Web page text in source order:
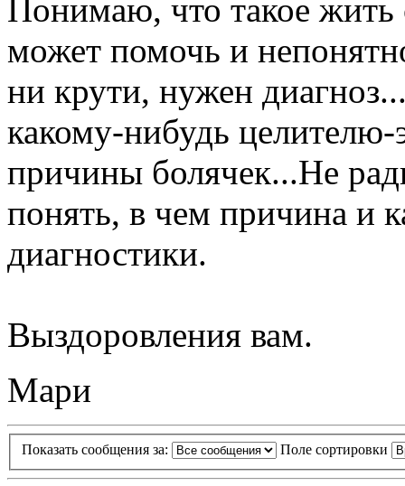
Понимаю, что такое жить
может помочь и
ни крути, нужен
какому-нибудь целителю-
причины болячек...Не
понять, в чем причина и
диагностики.
Выздоровления вам.
Мари
Показать сообщения за: Поле сортировки